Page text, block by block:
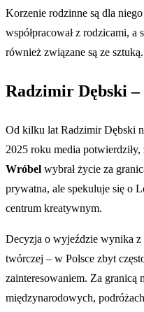
Korzenie rodzinne są dla
współpracował z rodzicami,
również związane są ze sztuką.
Radzimir Dębski –
Od kilku lat Radzimir Dębski
2025 roku media potwierdziły,
Wróbel wybrał życie za
prywatna, ale spekuluje się o
centrum kreatywnym.
Decyzja o wyjeździe wynika
twórczej – w Polsce zbyt
zainteresowaniem. Za granicą
międzynarodowych,